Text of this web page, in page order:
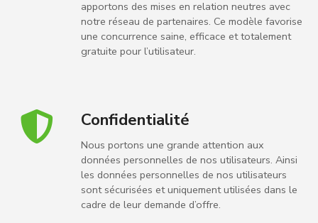
apportons des mises en relation neutres avec
notre réseau de partenaires. Ce modèle favorise
une concurrence saine, efficace et totalement
gratuite pour l’utilisateur.
Confidentialité
Nous portons une grande attention aux
données personnelles de nos utilisateurs. Ainsi
les données personnelles de nos utilisateurs
sont sécurisées et uniquement utilisées dans le
cadre de leur demande d’offre.